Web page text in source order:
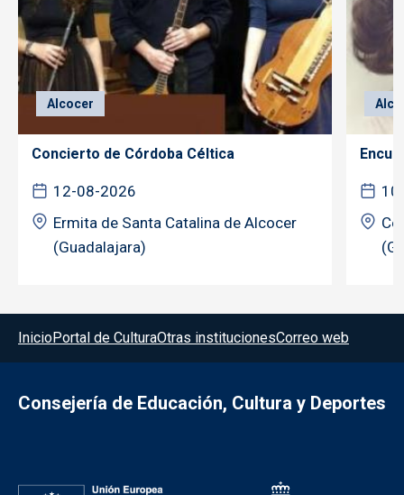
Alcocer
Concierto de Córdoba Céltica
12-08-2026
Ermita de Santa Catalina de Alcocer
(Guadalajara)
Menú del pie
InicioPortal de CulturaOtras institucionesCorreo web
Consejería de Educación, Cultura y Deportes